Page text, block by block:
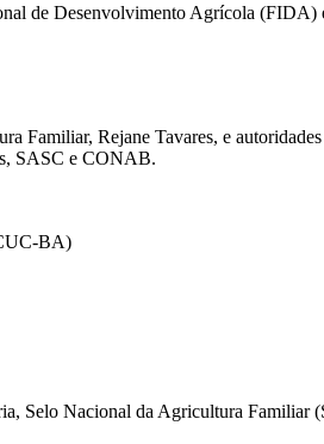
de Desenvolvimento Agrícola
Familiar, Rejane Tavares, e autoridades
SASC e CONAB.
BA)
Selo Nacional da Agricultura